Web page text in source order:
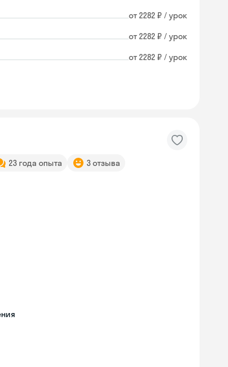
от 2282 ₽ / урок
от 2282 ₽ / урок
от 2282 ₽ / урок
23 года опыта 3 отзыва